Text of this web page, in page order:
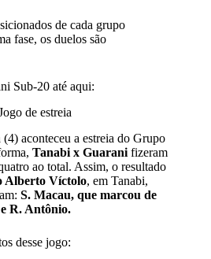
de cada grupo
fase, os duelos são
Sub-20 até aqui:
de estreia
aconteceu a estreia do Grupo
Tanabi x Guarani fizeram
ao total. Assim, o resultado
Alberto Víctolo, em Tanabi,
S. Macau, que marcou de
R. Antônio.
desse jogo: